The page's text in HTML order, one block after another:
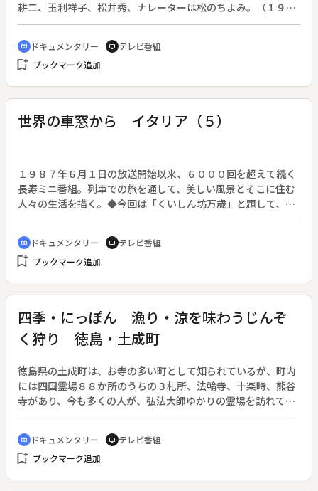
耕二、玉利祥子、松井秀、ナレーターは松のちよみ。（１９９
０年１０月３日～２００３年３月２９日放送、全５３４回）◆
岐阜県旧丹生川村からトヤ峠を越え、原生林が生い茂る山里・
蓑谷。過疎が進み、今では２軒の家があるだけの里。２年前に
バイクで訪れたドンキ隊だが、その後の里の様子と、以前から
◆その滝「岩洞滝」は林道から１５０メートルの高低差を下
り、切り立った岩盤に沿った古い道を辿ることになる。昭和３
０年ごろまで使われていたこの道は、かつては富山の薬売りの
敬三さんにとっても久しぶりの道。途中の岩盤に刻まれた「か
ねて覚悟はしていたがやはり苦しい蓑谷峠」の文字だけが昔を
偲ばせる。◆蓑谷大滝からさらに目指す滝へは、川底まで降り
を目指して岩を登れば、そこには意外な静寂の世界が広がる。
cinematic_blur ドキュメンタリー tv テレビ番組
bookmark_add ブックマーク追加
世界の車窓から イタリア（５）
１９８７年６月１日の放送開始以来、６０００回を超えて続く
長寿ミニ番組。列車での旅を通して、美しい風景とそこに住む
人々の生活を描く。◆今回は「くいしん坊万歳」と題して、イ
タリア・ヴェネツィア・フィレンツェ・ラッダ・イン・キャン
ティの道のりを紹介する。
cinematic_blur ドキュメンタリー tv テレビ番組
bookmark_add ブックマーク追加
四季・にっぽん 漁り・涼を味わうじんぞ
く狩り 徳島・土成町
徳島県の土成町は、お寺の多い町として知られているが、町内
には四国霊場８８か所のうちの３札所、法輪寺、十楽時、熊谷
寺があり、今も多くの人が、弘法大師ゆかりの霊場を訪れてい
る。土成では、田植が終わりそろそろ暑い夏が近づく頃「ジン
ゾク狩り」が行われる。「ジンゾク」とはハゼ科の小さな魚
で、水のきれいな清流にすんでいる。ジンゾク狩りの名人に、
ジンゾク狩りに使う珍しい道具について話を聞く。
cinematic_blur ドキュメンタリー tv テレビ番組
bookmark_add ブックマーク追加